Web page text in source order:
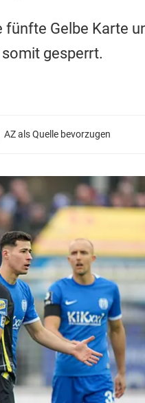
fünfte Gelbe Karte
somit gesperrt.
AZ als Quelle bevorzugen